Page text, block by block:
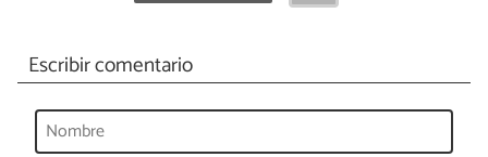
Escribir comentario